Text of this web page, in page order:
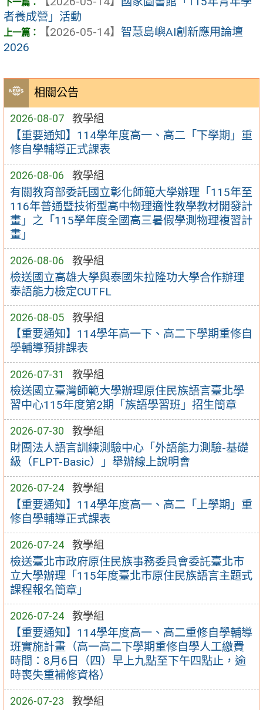
相關公告
2026-08-07 教學組
【重要通知】114學年度高一、高二「下學期」重
修自學輔導正式課表
2026-08-06 教學組
有關教育部委託國立彰化師範大學辦理「115年至
116年普通暨技術型高中物理適性教學教材開發計
畫」之「115學年度全國高三暑假學測物理複習計
畫」
2026-08-06 教學組
檢送國立高雄大學與泰國朱拉隆功大學合作辦理
泰語能力檢定CUTFL
2026-08-05 教學組
【重要通知】114學年高一下、高二下學期重修自
學輔導預排課表
2026-07-31 教學組
檢送國立臺灣師範大學辦理原住民族語言臺北學
習中心115年度第2期「族語學習班」招生簡章
2026-07-30 教學組
財團法人語言訓練測驗中心「外語能力測驗-基礎
級（FLPT-Basic）」舉辦線上說明會
2026-07-24 教學組
【重要通知】114學年度高一、高二「上學期」重
修自學輔導正式課表
2026-07-24 教學組
檢送臺北市政府原住民族事務委員會委託臺北市
立大學辦理「115年度臺北市原住民族語言主題式
課程報名簡章」
2026-07-24 教學組
【重要通知】114學年度高一、高二重修自學輔導
班實施計畫（高一高二下學期重修自學人工繳費
時間：8月6日（四）早上九點至下午四點止，逾
時喪失重補修資格）
2026-07-23 教學組
者養成營」活動
【2026-05-14】 智慧島嶼AI創新應用論壇
2026